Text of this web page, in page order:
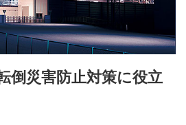
倒災害防止対策に役立